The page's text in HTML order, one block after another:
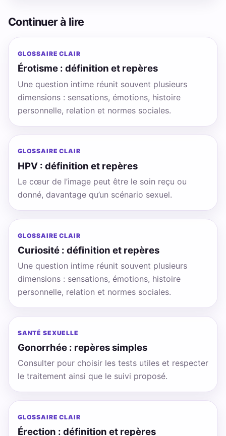
Continuer à lire
GLOSSAIRE CLAIR
Érotisme : définition et repères
Une question intime réunit souvent plusieurs
dimensions : sensations, émotions, histoire
personnelle, relation et normes sociales.
GLOSSAIRE CLAIR
HPV : définition et repères
Le cœur de l’image peut être le soin reçu ou
donné, davantage qu’un scénario sexuel.
GLOSSAIRE CLAIR
Curiosité : définition et repères
Une question intime réunit souvent plusieurs
dimensions : sensations, émotions, histoire
personnelle, relation et normes sociales.
SANTÉ SEXUELLE
Gonorrhée : repères simples
Consulter pour choisir les tests utiles et respecter
le traitement ainsi que le suivi proposé.
GLOSSAIRE CLAIR
Érection : définition et repères